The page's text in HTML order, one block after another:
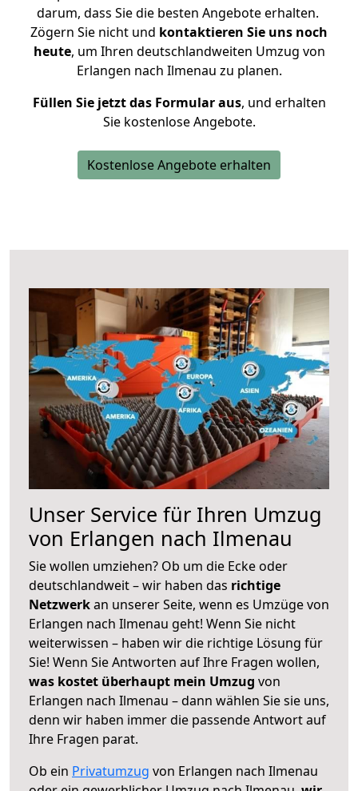
darum, dass Sie die besten Angebote erhalten.
Zögern Sie nicht und kontaktieren Sie uns noch
heute, um Ihren deutschlandweiten Umzug von
Erlangen nach Ilmenau zu planen.
Füllen Sie jetzt das Formular aus, und erhalten
Sie kostenlose Angebote.
Kostenlose Angebote erhalten
Unser Service für Ihren Umzug
von Erlangen nach Ilmenau
Sie wollen umziehen? Ob um die Ecke oder
deutschlandweit – wir haben das richtige
Netzwerkan unserer Seite, wenn es Umzüge von
Erlangen nach Ilmenau geht! Wenn Sie nicht
weiterwissen – haben wir die richtige Lösung für
Sie! Wenn Sie Antworten auf Ihre Fragen wollen,
was kostet überhaupt mein Umzug von
Erlangen nach Ilmenau – dann wählen Sie sie uns,
denn wir haben immer die passende Antwort auf
Ihre Fragen parat.
Ob ein Privatumzug von Erlangen nach Ilmenau